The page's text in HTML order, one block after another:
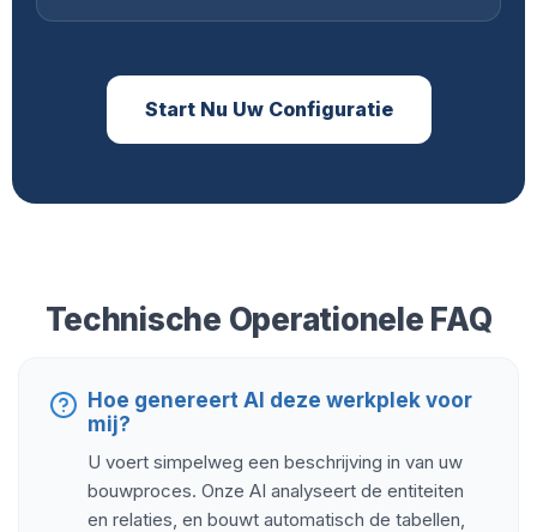
Start Nu Uw Configuratie
Technische Operationele FAQ
Hoe genereert AI deze werkplek voor
mij?
U voert simpelweg een beschrijving in van uw
bouwproces. Onze AI analyseert de entiteiten
en relaties, en bouwt automatisch de tabellen,